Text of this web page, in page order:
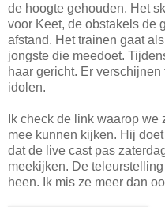
de hoogte gehouden. Het
voor Keet, de obstakels de
afstand. Het trainen gaat
jongste die meedoet.
haar gericht. Er verschijnen
idolen.
Ik check de link waarop
mee kunnen kijken. Hij
dat de live cast pas
meekijken. De
heen. Ik mis ze meer dan